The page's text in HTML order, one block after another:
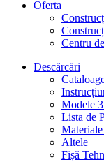
Oferta
Centru
Descărcări
Modele
Lista de
Altele
Fișă